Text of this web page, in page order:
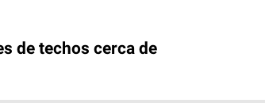
de techos cerca de